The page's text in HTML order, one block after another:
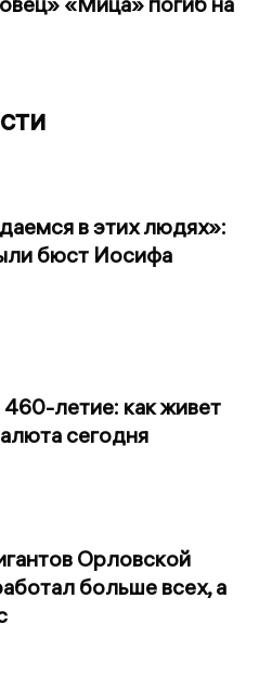
в этих людях»:
бюст Иосифа
летие: как живет
сегодня
Орловской
больше всех, а